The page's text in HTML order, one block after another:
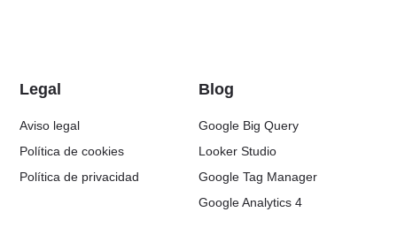
Blog
Google Big Query
Looker Studio
Google Tag Manager
Google Analytics 4
Legal
Aviso legal
Política de cookies
Política de privacidad